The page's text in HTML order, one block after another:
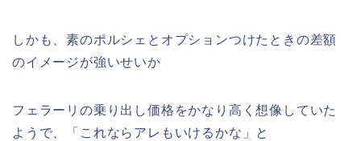
しかも、素のポルシェとオプションつけたときの差額
のイメージが強いせいか
フェラーリの乗り出し価格をかなり高く想像していた
ようで、「これならアレもいけるかな」と